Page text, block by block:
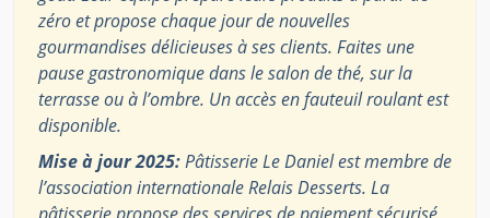
zéro et propose chaque jour de nouvelles
gourmandises délicieuses à ses clients. Faites une
pause gastronomique dans le salon de thé, sur la
terrasse ou à l’ombre. Un accès en fauteuil roulant est
disponible.
Mise à jour 2025:Pâtisserie Le Daniel est membre de
l’association internationale Relais Desserts. La